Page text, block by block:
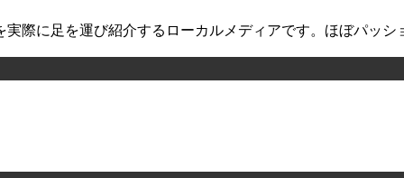
際に足を運び紹介するローカルメディアです。ほぼパッシ